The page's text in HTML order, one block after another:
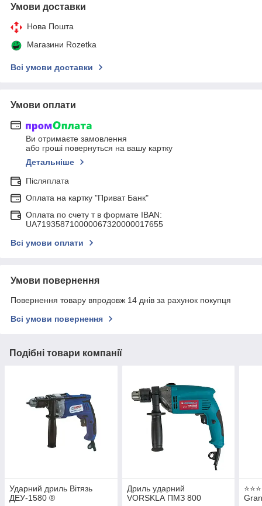
Умови доставки
Нова Пошта
Магазини Rozetka
Всі умови доставки
Умови оплати
Ви отримаєте замовлення
або гроші повернуться на вашу картку
Детальніше
Післяплата
Оплата на картку "Приват Банк"
Оплата по счету т в формате IBAN:
UA719358710000067320000017655
Всі умови оплати
Умови повернення
Повернення товару впродовж 14 днів за рахунок покупця
Всі умови повернення
Подібні товари компанії
Ударний дриль Вітязь
ДЕУ-1580 ®
Дриль ударний
VORSKLA ПМЗ 800